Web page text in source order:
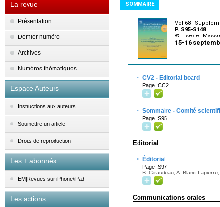
La revue
Présentation
Dernier numéro
Archives
Numéros thématiques
Espace Auteurs
Instructions aux auteurs
Soumettre un article
Droits de reproduction
Les + abonnés
EM|Revues sur iPhone/iPad
Les actions
SOMMAIRE
Vol 68 -
P. S95-S148
© Elsevier
15-16
· CV2 - Editorial board
Page :CO2
· Sommaire - Comité
Page :S95
Editorial
· Éditorial
Page :S97
B. Giraudeau, A. Blanc-
Communications orales